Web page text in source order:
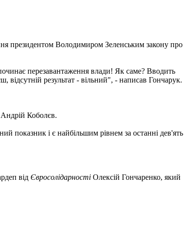
президентом Володимиром Зеленським закону про
перезавантаження влади! Як саме? Вводить
результат - вільний", - написав Гончарук.
Андрій Коболєв.
показник і є найбільшим рівнем за останні дев'ять
від Євросолідарності Олексій Гончаренко, який